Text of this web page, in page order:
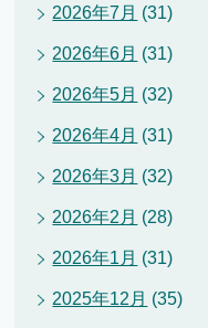
2026年7月 (31)
2026年6月 (31)
2026年5月 (32)
2026年4月 (31)
2026年3月 (32)
2026年2月 (28)
2026年1月 (31)
2025年12月 (35)